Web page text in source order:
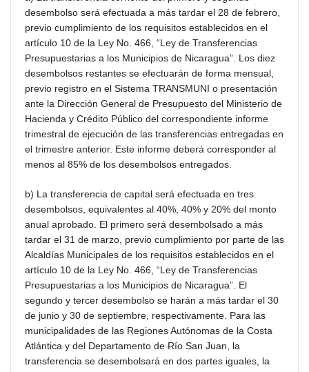
desembolso será efectuada a más tardar el 28 de febrero,
previo cumplimiento de los requisitos establecidos en el
artículo 10 de la Ley No. 466, “Ley de Transferencias
Presupuestarias a los Municipios de Nicaragua”. Los diez
desembolsos restantes se efectuarán de forma mensual,
previo registro en el Sistema TRANSMUNI o presentación
ante la Dirección General de Presupuesto del Ministerio de
Hacienda y Crédito Público del correspondiente informe
trimestral de ejecución de las transferencias entregadas en
el trimestre anterior. Este informe deberá corresponder al
menos al 85% de los desembolsos entregados.
b) La transferencia de capital será efectuada en tres
desembolsos, equivalentes al 40%, 40% y 20% del monto
anual aprobado. El primero será desembolsado a más
tardar el 31 de marzo, previo cumplimiento por parte de las
Alcaldías Municipales de los requisitos establecidos en el
artículo 10 de la Ley No. 466, “Ley de Transferencias
Presupuestarias a los Municipios de Nicaragua”. El
segundo y tercer desembolso se harán a más tardar el 30
de junio y 30 de septiembre, respectivamente. Para las
municipalidades de las Regiones Autónomas de la Costa
Atlántica y del Departamento de Río San Juan, la
transferencia se desembolsará en dos partes iguales, la